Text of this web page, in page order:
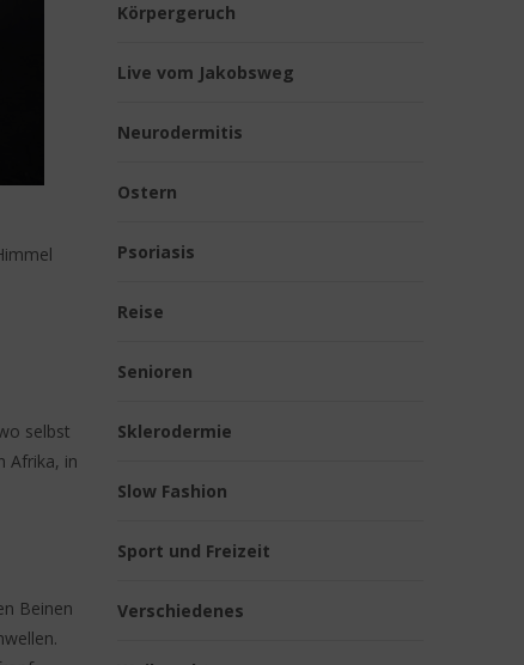
selbst
Afrika, in
Beinen
Körpergeruch
Live vom Jakobsweg
Neurodermitis
Ostern
Psoriasis
Reise
Senioren
Sklerodermie
Slow Fashion
Sport und Freizeit
Verschiedenes